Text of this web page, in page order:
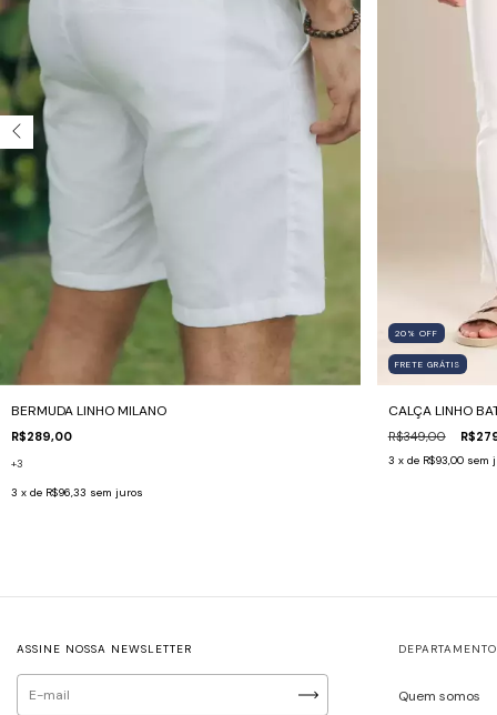
BERMUDA LINHO MILANO
R$289,00
+3
3 x de R$96,33 sem juros
20 % OFF
FRETE GRÁTIS
CALÇA LINHO
R$349,00
3 x de R$93,00 sem
ASSINE NOSSA NEWSLETTER
Quem somos